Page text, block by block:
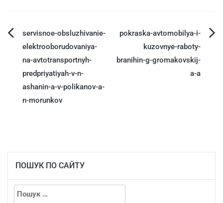
servisnoe-obsluzhivanie-
elektrooborudovaniya-
na-avtotransportnyh-
predpriyatiyah-v-n-
ashanin-a-v-polikanov-a-
n-morunkov
pokraska-avtomobilya-i-
kuzovnye-raboty-
branihin-g-gromakovskij-
a-a
ПОШУК ПО САЙТУ